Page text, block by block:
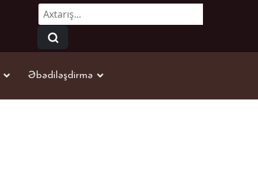
Axtarmaq...
Əbədiləşdirmə